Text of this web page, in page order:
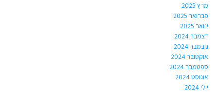
מרץ 2025
פברואר 2025
ינואר 2025
דצמבר 2024
נובמבר 2024
אוקטובר 2024
ספטמבר 2024
אוגוסט 2024
יולי 2024